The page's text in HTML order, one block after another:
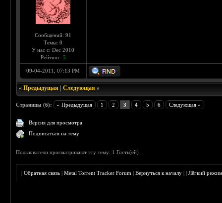
Сообщений: 91
Темы: 0
У нас с: Dec 2010
Рейтинг: 5
09-04-2011, 07:13 PM
«Предыдущая |Следующая »
Страницы (6): « Предыдущая 1 2 3 4 5 6 Следующая »
Версия для просмотра
Подписаться на тему
Пользователи просматривают эту тему: 1 Гость(ей)
|Обратная связь |Metal Torrent Tracker Forum |Вернуться к началу ||Лёгкий